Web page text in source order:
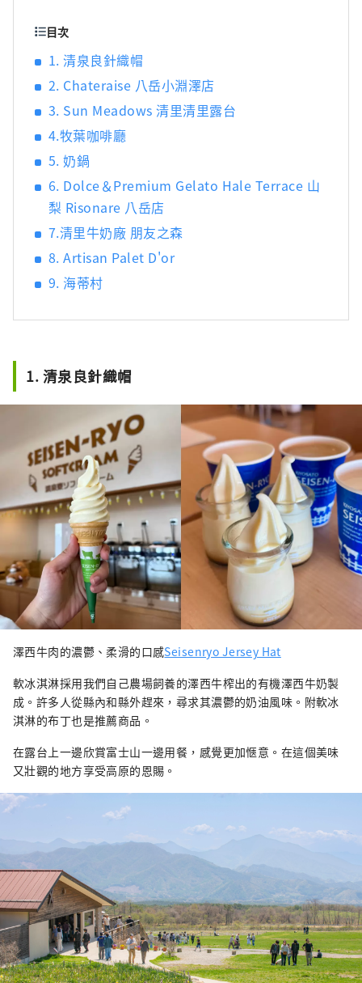
目次
1. 清泉良針織帽
2. Chateraise 八岳小淵澤店
3. Sun Meadows 清里清里露台
4.牧葉咖啡廳
5. 奶鍋
6. Dolce＆Premium Gelato Hale Terrace 山
梨 Risonare 八岳店
7.清里牛奶廠 朋友之森
8. Artisan Palet D'or
9. 海蒂村
1. 清泉良針織帽
澤西牛肉的濃鬱、柔滑的口感Seisenryo Jersey Hat
軟冰淇淋採用我們自己農場飼養的澤西牛榨出的有機澤西牛奶製
成。許多人從縣內和縣外趕來，尋求其濃鬱的奶油風味。附軟冰
淇淋的布丁也是推薦商品。
在露台上一邊欣賞富士山一邊用餐，感覺更加愜意。在這個美味
又壯觀的地方享受高原的恩賜。